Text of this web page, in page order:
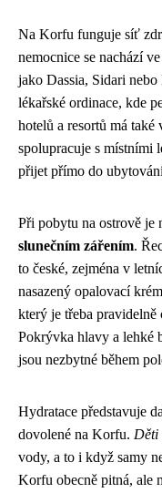
Na Korfu funguje síť
nemocnice se nachází
jako Dassia, Sidari
lékařské ordinace, kde
hotelů a resortů má
spolupracuje s místními
přijet přímo do
Při pobytu na ostrově je
slunečním zářením.
to české, zejména v
nasazený opalovací
který je třeba
Pokrývka hlavy a lehké
jsou nezbytné během
Hydratace představuje
dovolené na Korfu. Děti
vody, a to i když samy
Korfu obecně pitná, ale